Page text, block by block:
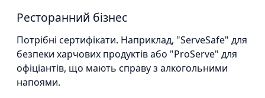
Ресторанний бізнес
Потрібні сертифікати. Наприклад, "ServeSafe" для
безпеки харчових продуктів або "ProServe" для
офіціантів, що мають справу з алкогольними
напоями.